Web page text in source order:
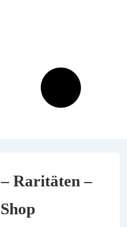
Raritäten –
Shop